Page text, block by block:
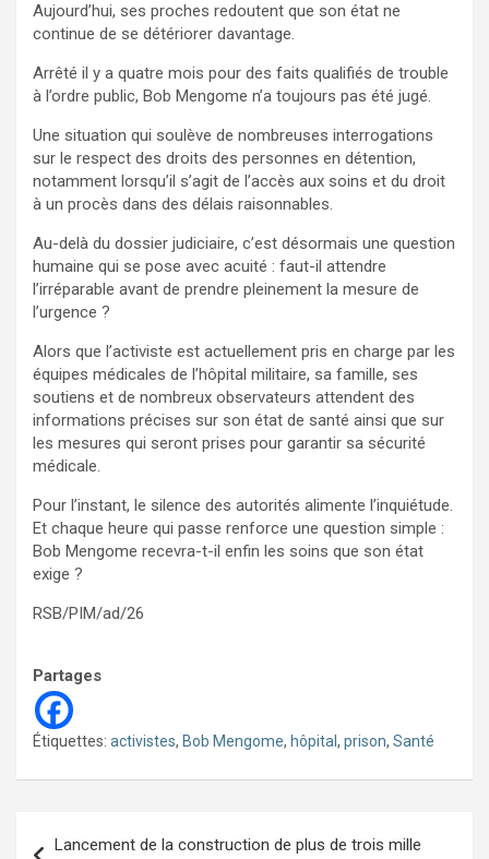
Aujourd’hui, ses proches redoutent que son état ne
continue de se détériorer davantage.
Arrêté il y a quatre mois pour des faits qualifiés de trouble
à l’ordre public, Bob Mengome n’a toujours pas été jugé.
Une situation qui soulève de nombreuses interrogations
sur le respect des droits des personnes en détention,
notamment lorsqu’il s’agit de l’accès aux soins et du droit
à un procès dans des délais raisonnables.
Au-delà du dossier judiciaire, c’est désormais une question
humaine qui se pose avec acuité : faut-il attendre
l’irréparable avant de prendre pleinement la mesure de
l’urgence ?
Alors que l’activiste est actuellement pris en charge par les
équipes médicales de l’hôpital militaire, sa famille, ses
soutiens et de nombreux observateurs attendent des
informations précises sur son état de santé ainsi que sur
les mesures qui seront prises pour garantir sa sécurité
médicale.
Pour l’instant, le silence des autorités alimente l’inquiétude.
Et chaque heure qui passe renforce une question simple :
Bob Mengome recevra-t-il enfin les soins que son état
exige ?
RSB/PIM/ad/26
Partages
Étiquettes: activistes, Bob Mengome, hôpital, prison, Santé
Lancement de la construction de plus de trois mille